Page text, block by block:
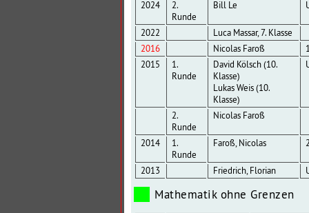
2024
2.
Runde
Bill Le
2022
Luca Massar, 7. Klasse
2016
Nicolas Faroß
2015
1.
Runde
David Kölsch (10.
Klasse)
Lukas Weis (10.
Klasse)
2.
Runde
Nicolas Faroß
2014
1.
Runde
Faroß, Nicolas
2013 Friedrich, Florian
Mathematik ohne Grenzen